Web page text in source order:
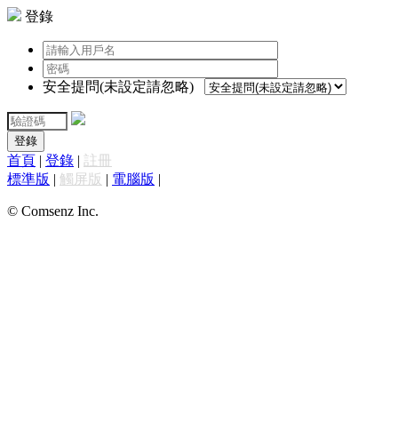
登錄
安全提問(未設定請忽略)
登錄
首頁 | 登錄 | 註冊
標準版 | 觸屏版 | 電腦版 |
© Comsenz Inc.